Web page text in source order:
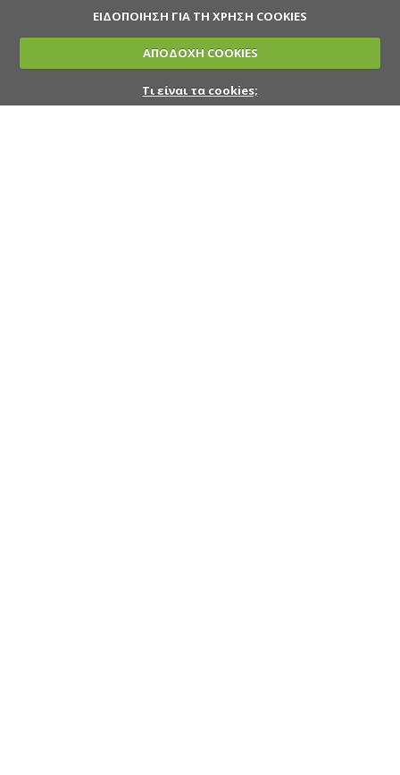
ΕΙΔΟΠΟΙΗΣΗ ΓΙΑ ΤΗ ΧΡΗΣΗ COOKIES
ΑΠΟΔΟΧΗ COOKIES
Τι είναι τα cookies;